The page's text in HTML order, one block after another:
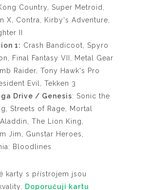
Country, Super Metroid,
X, Contra, Kirby's Adventure,
II
1: Crash Bandicoot, Spyro
Final Fantasy VII, Metal Gear
Raider, Tony Hawk's Pro
Evil, Tekken 3
Drive / Genesis: Sonic the
Streets of Rage, Mortal
The Lion King,
Jim, Gunstar Heroes,
Bloodlines
karty s přístrojem jsou
Doporučuji kartu